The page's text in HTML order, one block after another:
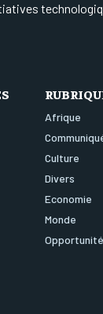
Afrique
Culture
Divers
Economie
Monde
Opportunité